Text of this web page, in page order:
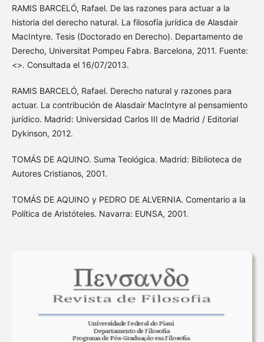
RAMIS BARCELÓ, Rafael. De las razones para actuar a la
historia del derecho natural. La filosofía jurídica de Alasdair
MacIntyre. Tesis (Doctorado en Derecho). Departamento de
Derecho, Universitat Pompeu Fabra. Barcelona, 2011. Fuente:
<>. Consultada el 16/07/2013.
RAMIS BARCELÓ, Rafael. Derecho natural y razones para
actuar. La contribución de Alasdair MacIntyre al pensamiento
jurídico. Madrid: Universidad Carlos III de Madrid / Editorial
Dykinson, 2012.
TOMÁS DE AQUINO. Suma Teológica. Madrid: Biblioteca de
Autores Cristianos, 2001.
TOMÁS DE AQUINO y PEDRO DE ALVERNIA. Comentario a la
Política de Aristóteles. Navarra: EUNSA, 2001.